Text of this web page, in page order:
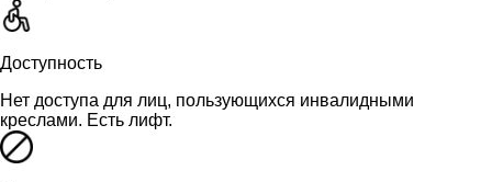
Доступность
Нет доступа для лиц, пользующихся инвалидными
креслами. Есть лифт.